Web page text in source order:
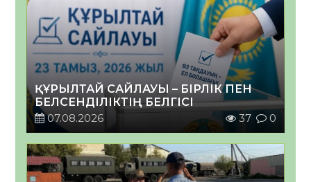
ҚҰРЫЛТАЙ САЙЛАУЫ – БІРЛІК ПЕН
БЕЛСЕНДІЛІКТІҢ БЕЛГІСІ
07.08.2026
37 0